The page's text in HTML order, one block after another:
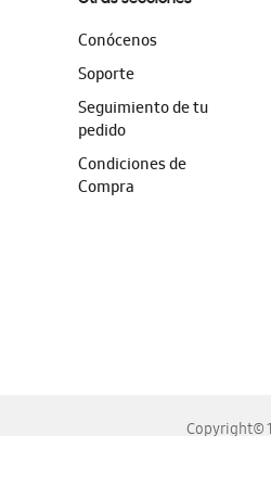
Conócenos
Soporte
Seguimiento de tu
pedido
Condiciones de
Compra
Copyright©